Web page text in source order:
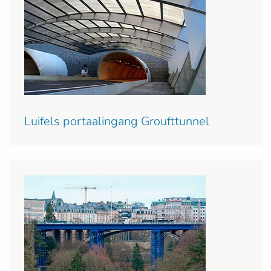
Luifels portaalingang Groufttunnel